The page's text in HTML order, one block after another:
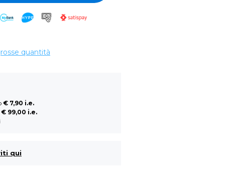
quantità
€ 7,90 i.e.
€ 99,00 i.e.
qui